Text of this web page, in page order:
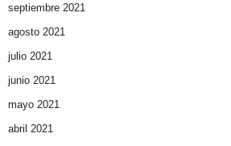
septiembre 2021
agosto 2021
julio 2021
junio 2021
mayo 2021
abril 2021